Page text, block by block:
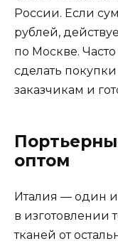
России. Если
рублей,
по Москве.
сделать
заказчикам и
оптом
Италия — один
в изготовлении
тканей от